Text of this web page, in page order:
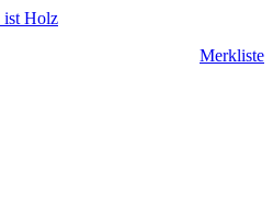
Merkliste